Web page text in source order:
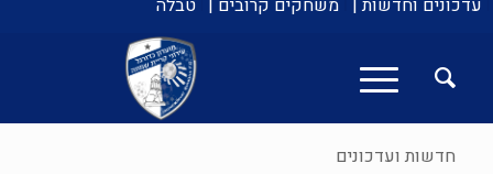
עדכונים וחדשות | משחקים קרובים | טבלה
חדשות ועדכונים